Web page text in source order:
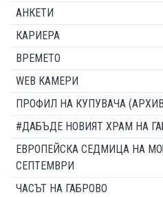
АНКЕТИ
КАРИЕРА
ВРЕМЕТО
WEB КАМЕРИ
ПРОФИЛ НА КУПУВАЧА
#ДАБЪДЕ НОВИЯТ ХРАМ НА
ЕВРОПЕЙСКА СЕДМИЦА НА
СЕПТЕМВРИ
ЧАСЪТ НА ГАБРОВО